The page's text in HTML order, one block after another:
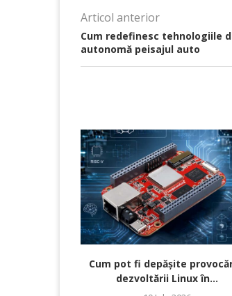
Articol anterior
Cum redefinesc tehnologiile
autonomă peisajul auto
Cum pot fi depășite
dezvoltării Linux în...